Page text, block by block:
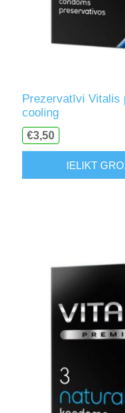
Prezervatīvi Vitalis
cooling
€3,50
IELIKT